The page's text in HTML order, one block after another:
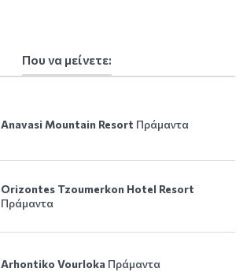
Που να μείνετε:
Anavasi Mountain Resort Πράμαντα
Orizontes Tzoumerkon Hotel Resort
Πράμαντα
Arhontiko Vourloka Πράμαντα